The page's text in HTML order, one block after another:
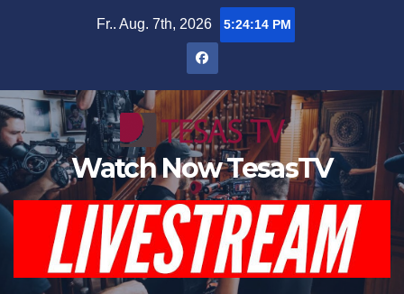
Fr.. Aug. 7th, 2026 5:24:14 PM
Watch Now TesasTV